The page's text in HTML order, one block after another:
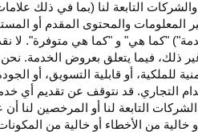
التابعة لنا (بما في ذلك
المعلومات والمحتوى المقدم أو
"كما هي" و "كما هي متوفرة". لا
غير ذلك، فيما يتعلق بعروض الخدمة. نحن
أو قابلية التسويق، أو الجودة
التجاري. قد نتوقف عن تقديم أي
التابعة لنا أو المرخصين لنا
من الأخطاء أو خالية من